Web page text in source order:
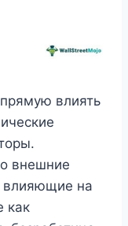
влиять
внешние
на
как